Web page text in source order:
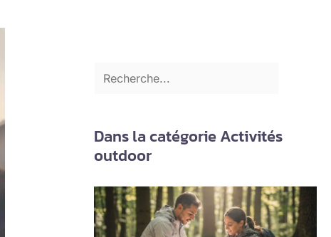
Dans la catégorie Activités
outdoor